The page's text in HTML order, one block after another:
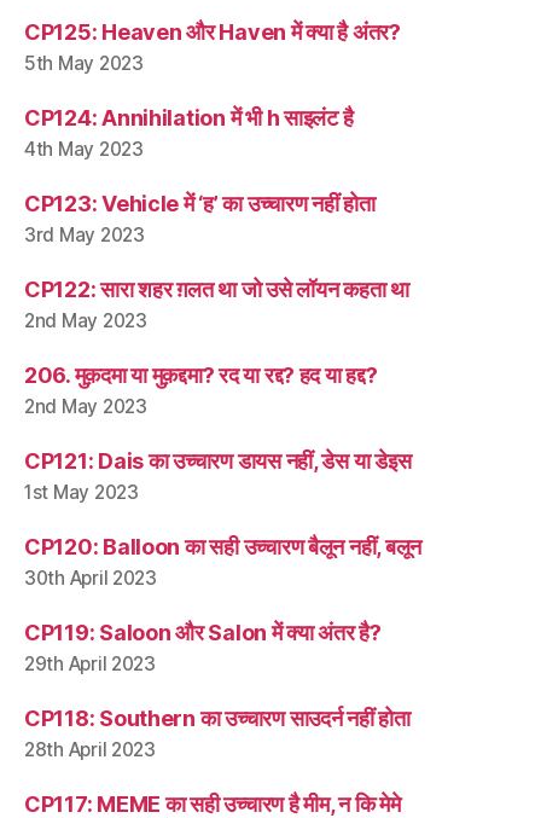
CP125: Heaven और Haven में क्या है अंतर?
5th May 2023
CP124: Annihilation में भी h साइलंट है
4th May 2023
CP123: Vehicle में ‘ह’ का उच्चारण नहीं होता
3rd May 2023
CP122: सारा शहर ग़लत था जो उसे लॉयन कहता था
2nd May 2023
206. मुक़दमा या मुक़द्दमा? रद या रद्द? हद या हद्द?
2nd May 2023
CP121: Dais का उच्चारण डायस नहीं, डेस या डेइस
1st May 2023
CP120: Balloon का सही उच्चारण बैलून नहीं, बलून
30th April 2023
CP119: Saloon और Salon में क्या अंतर है?
29th April 2023
CP118: Southern का उच्चारण साउदर्न नहीं होता
28th April 2023
CP117: MEME का सही उच्चारण है मीम, न कि मेमे